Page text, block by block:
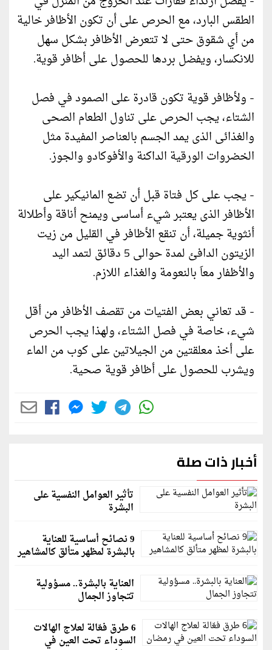
الطقس البارد، مع الحرص على أن تكون الأظافر خالية
من أي شقوق حتى لا تتعرض الأظافر بشكل سهل
للانكسار، ويفضل بردها للحصول على أظافر قوية.
- ولأظافر قوية تكون قادرة على الصمود في فصل
الشتاء، يجب الحرص على تناول الطعام الصحى
والغذائى الذى يمد الجسم بالعناصر المفيدة مثل
الخضروات الورقية الداكنة والأفوكادو والجوز.
- يجب على كل فتاة قبل أن تضع المانيكير على
الأظافر الذى يعتبر شيء أساسى ويمنح أناقة وأطلالة
أنثوية جميلة، أن تنقع الأظافر في القليل من زيت
الزيتون الدافئ لمدة حوالى 5 دقائق لتمد اليد
والأظفار معاَ بالنعومة والغذاء اللازم.
- قد تعاني بعض الفتيات من تقصف الأظافر من أقل
شيء، خاصة في فصل الشتاء، ولهذا يجب الحرص
على أخذ معلقتين من الجيلاتين على كوب من الماء
ويشرب للحصول على أظافر قوية صحية.
أخبار ذات صلة
تأثير العوامل النفسية على
البشرة
9 نصائح أساسية للعناية
بالبشرة لمظهر متألق كالمشاهير
العناية بالبشرة.. مسؤولية
تتجاوز الجمال
6 طرق فعّالة لعلاج الهالات
السوداء تحت العين في